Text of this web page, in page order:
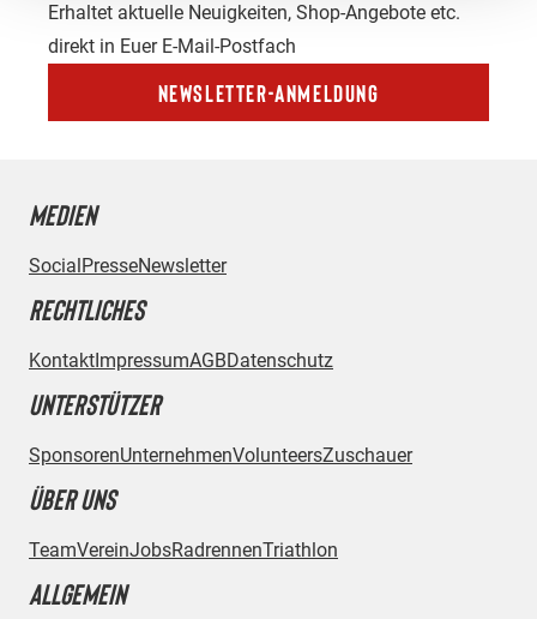
Erhaltet aktuelle Neuigkeiten, Shop-Angebote etc.
direkt in Euer E-Mail-Postfach
Newsletter-Anmeldung
MEDIEN
Social PresseNewsletter
RECHTLICHES
Kontakt ImpressumAGBDatenschutz
UNTERSTÜTZER
SponsorenUnternehmenVolunteersZuschauer
ÜBER UNS
TeamVereinJobsRadrennenTriathlon
ALLGEMEIN